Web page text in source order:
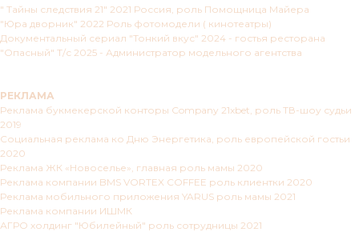
" Тайны следствия 21" 2021 Россия, роль Помощница Майера
"Юра дворник" 2022 Роль фотомодели ( кинотеатры)
Документальный сериал "Тонкий вкус" 2024 - гостья ресторана
"Опасный" Т/с 2025 - Администратор модельного агентства
РЕКЛАМА
Реклама букмекерской конторы Company 21xbet, роль ТВ-шоу судьи
2019
Социальная реклама ко Дню Энергетика, роль европейской гостьи
2020
Реклама ЖК «Новоселье», главная роль мамы 2020
Реклама компании BMS VORTEX COFFEE роль клиентки 2020
Реклама мобильного приложения YARUS роль мамы 2021
Реклама компании ИШМК
АГРО холдинг "Юбилейный" роль сотрудницы 2021